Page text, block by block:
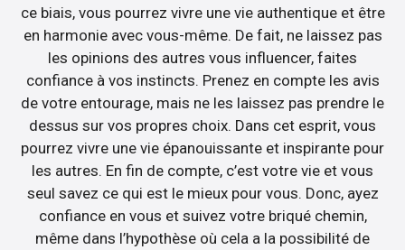
ce biais, vous pourrez vivre une vie authentique et être
en harmonie avec vous-même. De fait, ne laissez pas
les opinions des autres vous influencer, faites
confiance à vos instincts. Prenez en compte les avis
de votre entourage, mais ne les laissez pas prendre le
dessus sur vos propres choix. Dans cet esprit, vous
pourrez vivre une vie épanouissante et inspirante pour
les autres. En fin de compte, c’est votre vie et vous
seul savez ce qui est le mieux pour vous. Donc, ayez
confiance en vous et suivez votre briqué chemin,
même dans l’hypothèse où cela a la possibilité de